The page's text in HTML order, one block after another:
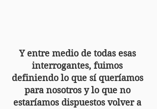
Y entre medio de todas esas
interrogantes, fuimos
definiendo lo que sí queríamos
para nosotros y lo que no
estaríamos dispuestos volver a